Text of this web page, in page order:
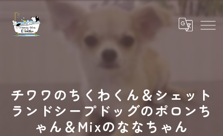
チワワのちくわくん＆シェット
ランドシープドッグのポロンち
ゃん＆Mixのななちゃん